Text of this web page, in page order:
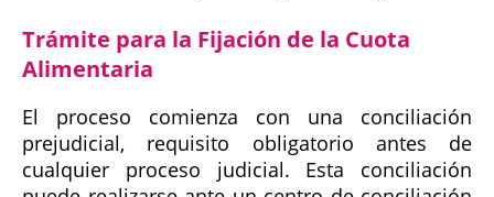
Trámite para la Fijación de la Cuota
Alimentaria
El proceso comienza con una conciliación
prejudicial, requisito obligatorio antes de
cualquier proceso judicial. Esta conciliación